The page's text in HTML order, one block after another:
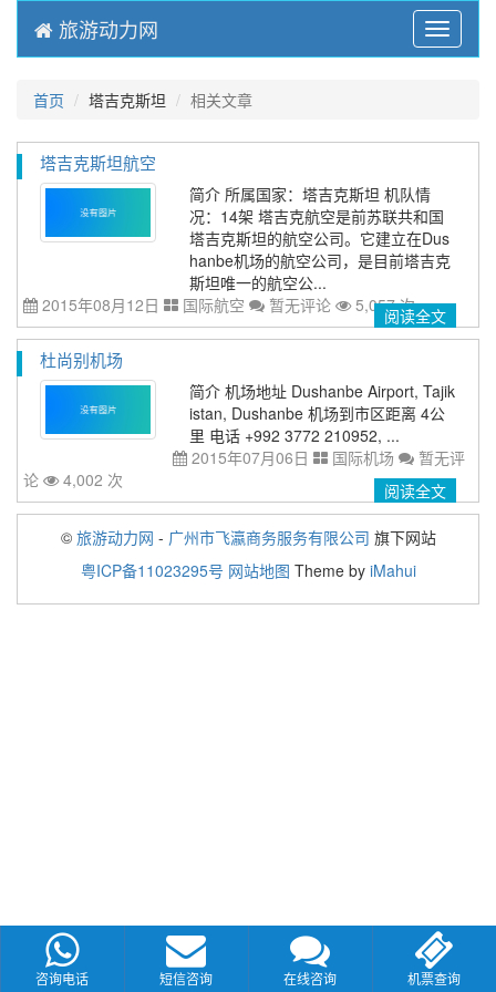
Menu
旅游动力网
首页 塔吉克斯坦 相关文章
塔吉克斯坦航空
简介 所属国家：塔吉克斯坦 机队情
况：14架 塔吉克航空是前苏联共和国
塔吉克斯坦的航空公司。它建立在Dus
hanbe机场的航空公司，是目前塔吉克
斯坦唯一的航空公...
2015年08月12日
国际航空 暂无评论 5,057 次阅读全文
杜尚别机场
简介 机场地址 Dushanbe Airport, Tajik
istan, Dushanbe 机场到市区距离 4公
里 电话 +992 3772 210952, ...
2015年07月06日
国际机场
暂无评
论
4,002 次 阅读全文
© 旅游动力网 - 广州市飞瀛商务服务有限公司 旗下网站
粤ICP备11023295号 网站地图 Theme by iMahui
咨询电话 短信咨询 在线咨询 机票查询